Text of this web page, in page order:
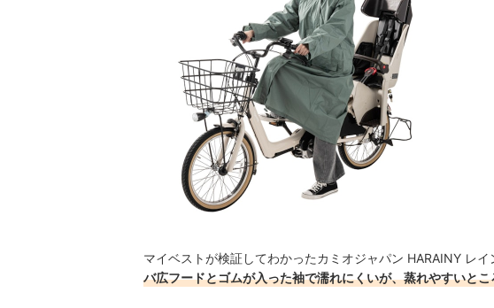
マイベストが検証してわかったカミオジャパン HARAINY レ
バ広フードとゴムが入った袖で濡れにくいが、蒸れやすいとこ